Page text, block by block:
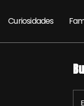
Curiosidades